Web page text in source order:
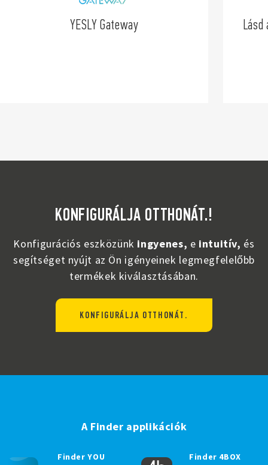
YESLY Gateway
KONFIGURÁLJA OTTHONÁT.!
Konfigurációs eszközünk ingyenes, e intuitív, és
segítséget nyújt az Ön igényeinek legmegfelelőbb
termékek kiválasztásában.
KONFIGURÁLJA OTTHONÁT.
A Finder applikációk
Finder YOU Finder 4BOX